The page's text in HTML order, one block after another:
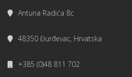
Antuna Radića 8c
48350 Đurđevac, Hrvatska
+385 (0)48 811 702